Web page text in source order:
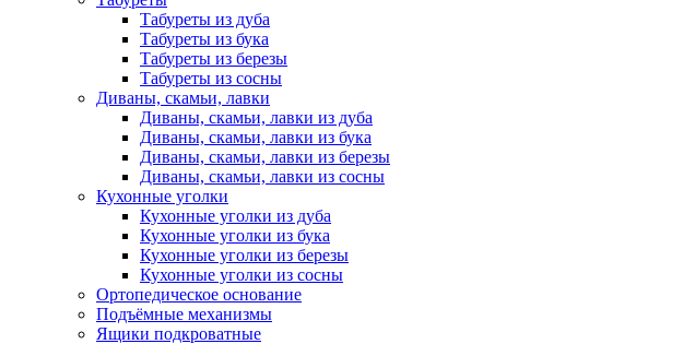
Табуреты из дуба
Табуреты из бука
Табуреты из березы
Табуреты из сосны
Диваны, скамьи, лавки
Диваны, скамьи, лавки из дуба
Диваны, скамьи, лавки из бука
Диваны, скамьи, лавки из березы
Диваны, скамьи, лавки из сосны
Кухонные уголки
Кухонные уголки из дуба
Кухонные уголки из бука
Кухонные уголки из березы
Кухонные уголки из сосны
Ортопедическое основание
Подъёмные механизмы
Ящики подкроватные